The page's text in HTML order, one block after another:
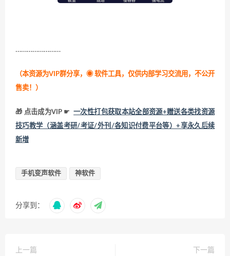
……………………
（本资源为VIP群分享， ◉ 软件工具，仅供内部学习交流用，不公开
售卖！ ）
🎁 点击成为VIP ☛ 一次性打包获取本站全部资源+赠送各类找资源
技巧教学（涵盖考研/考证/外刊/各知识付费平台等）+享永久后续
新增
手机变声软件 神软件
分享到：
上一篇
下一篇